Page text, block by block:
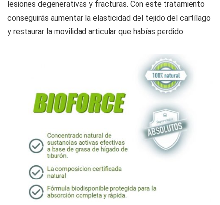
lesiones degenerativas y fracturas. Con este tratamiento
conseguirás aumentar la elasticidad del tejido del cartílago
y restaurar la movilidad articular que habías perdido.